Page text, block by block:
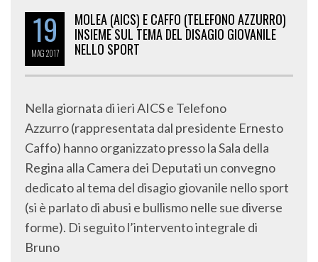
19
MAG2017
MOLEA (AICS) E CAFFO (TELEFONO AZZURRO)
INSIEME SUL TEMA DEL DISAGIO GIOVANILE
NELLO SPORT
Nella giornata di ieri AICS e Telefono
Azzurro (rappresentata dal presidente Ernesto
Caffo) hanno organizzato presso la Sala della
Regina alla Camera dei Deputati un convegno
dedicato al tema del disagio giovanile nello sport
(si è parlato di abusi e bullismo nelle sue diverse
forme). Di seguito l’intervento integrale di
Bruno